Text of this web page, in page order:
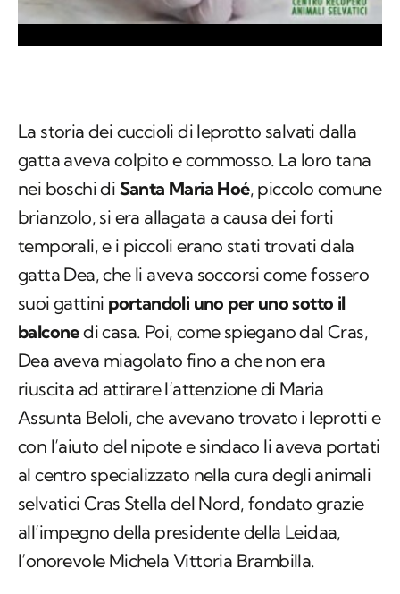
La storia dei cuccioli di leprotto salvati dalla
gatta aveva colpito e commosso. La loro tana
nei boschi di Santa Maria Hoé, piccolo comune
brianzolo, si era allagata a causa dei forti
temporali, e i piccoli erano stati trovati dala
gatta Dea, che li aveva soccorsi come fossero
suoi gattini portandoli uno per uno sotto il
balconedi casa. Poi, come spiegano dal Cras,
Dea aveva miagolato fino a che non era
riuscita ad attirare l’attenzione di Maria
Assunta Beloli, che avevano trovato i leprotti e
con l’aiuto del nipote e sindaco li aveva portati
al centro specializzato nella cura degli animali
selvatici Cras Stella del Nord, fondato grazie
all’impegno della presidente della Leidaa,
l’onorevole Michela Vittoria Brambilla.